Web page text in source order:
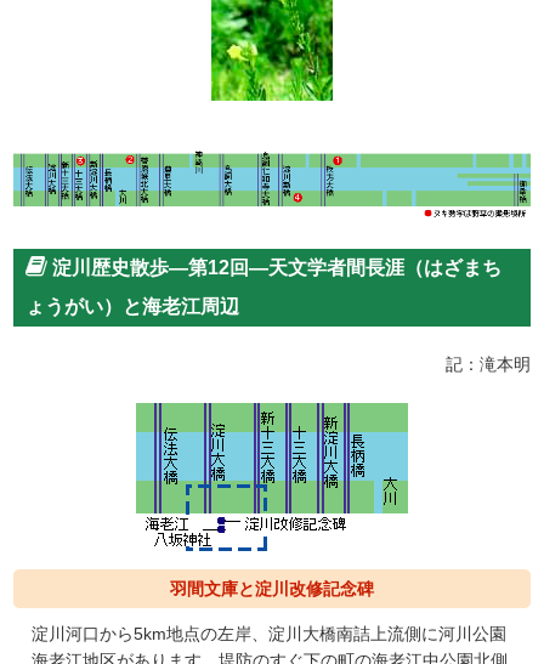
淀川歴史散歩―第12回―天文学者間長涯（はざまち
ょうがい）と海老江周辺
記：滝本明
羽間文庫と淀川改修記念碑
淀川河口から5km地点の左岸、淀川大橋南詰上流側に河川公園